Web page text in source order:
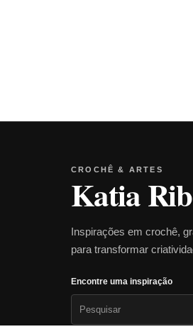
CROCHÊ & ARTES
Katia
Inspirações em crochê,
para transformar
Encontre uma inspiração